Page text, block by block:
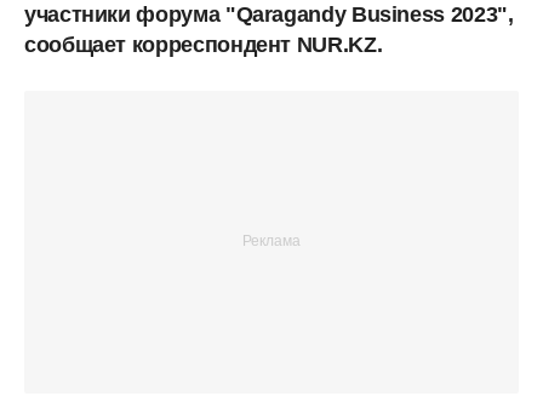
участники форума "Qaragandy Business 2023",
сообщает корреспондент NUR.KZ.